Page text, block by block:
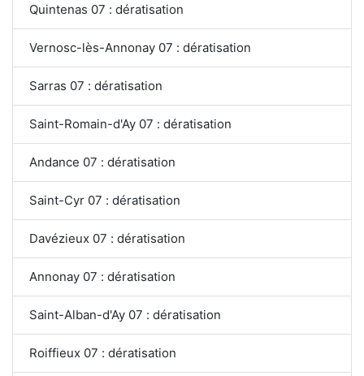
Quintenas 07 : dératisation
Vernosc-lès-Annonay 07 : dératisation
Sarras 07 : dératisation
Saint-Romain-d'Ay 07 : dératisation
Andance 07 : dératisation
Saint-Cyr 07 : dératisation
Davézieux 07 : dératisation
Annonay 07 : dératisation
Saint-Alban-d'Ay 07 : dératisation
Roiffieux 07 : dératisation